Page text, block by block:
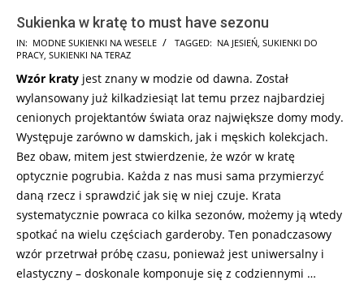
Sukienka w kratę to must have sezonu
2024-
05-
30
IN: MODNE SUKIENKI NA WESELE TAGGED: NA JESIEŃ SUKIENKI DO
PRACY SUKIENKI NA TERAZ
Wzór kraty jest znany w modzie od dawna. Został
wylansowany już kilkadziesiąt lat temu przez najbardziej
cenionych projektantów świata oraz największe domy mody.
Występuje zarówno w damskich, jak i męskich kolekcjach.
Bez obaw, mitem jest stwierdzenie, że wzór w kratę
optycznie pogrubia. Każda z nas musi sama przymierzyć
daną rzecz i sprawdzić jak się w niej czuje. Krata
systematycznie powraca co kilka sezonów, możemy ją wtedy
spotkać na wielu częściach garderoby. Ten ponadczasowy
wzór przetrwał próbę czasu, ponieważ jest uniwersalny i
elastyczny – doskonale komponuje się z codziennymi …